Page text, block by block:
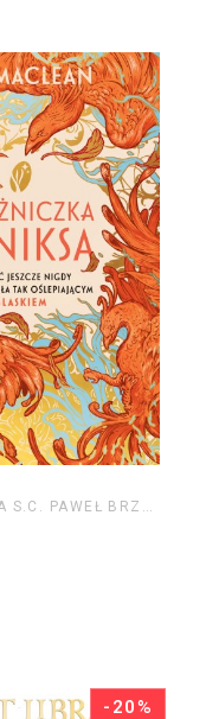
INSIGNIS MEDIA S.C. PAWEŁ BRZOZOWSKI TOMASZ BRZOZOWSKI
-20%